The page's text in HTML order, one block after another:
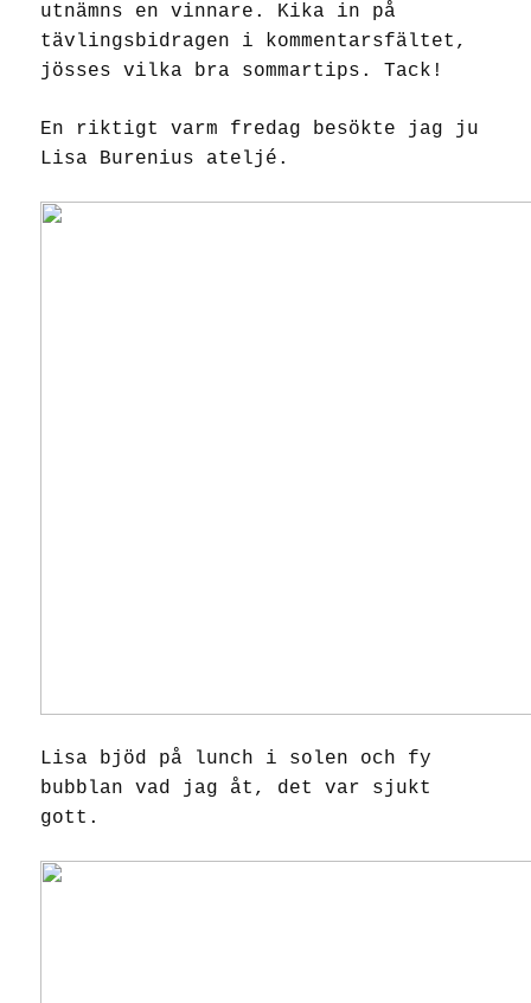
utnämns en vinnare. Kika in på
tävlingsbidragen i kommentarsfältet,
jösses vilka bra sommartips. Tack!
En riktigt varm fredag besökte jag ju
Lisa Burenius ateljé.
Lisa bjöd på lunch i solen och fy
bubblan vad jag åt, det var sjukt
gott.